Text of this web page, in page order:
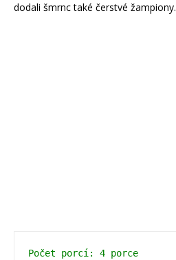
dodali šmrnc také čerstvé žampiony.
Počet porcí: 4 porce